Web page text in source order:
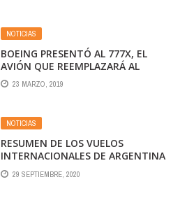
NOTICIAS
BOEING PRESENTÓ AL 777X, EL
AVIÓN QUE REEMPLAZARÁ AL
LEGENDARIO 747 JUMBO
23 MARZO, 2019
NOTICIAS
RESUMEN DE LOS VUELOS
INTERNACIONALES DE ARGENTINA
PARA OCTUBRE
29 SEPTIEMBRE, 2020